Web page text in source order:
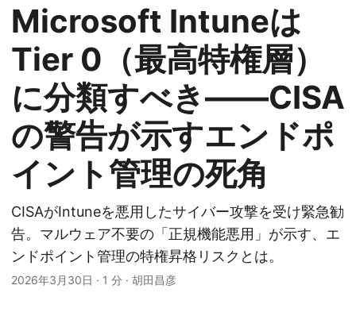
Microsoft Intuneは
Tier 0（最高特権層）
に分類すべき——CISA
の警告が示すエンドポ
イント管理の死角
CISAがIntuneを悪用したサイバー攻撃を受け緊急勧
告。マルウェア不要の「正規機能悪用」が示す、エ
ンドポイント管理の特権昇格リスクとは。
2026年3月30日 · 1 分 · 胡田昌彦